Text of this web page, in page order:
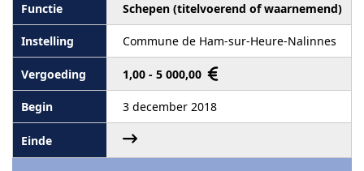
Schepen (titelvoerend of waarnemend)
Commune de Ham-sur-Heure-Nalinnes
1,00 - 5 000,00
3 december 2018